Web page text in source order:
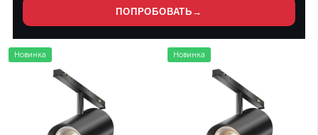
ПОПРОБОВАТЬ →
Новинка Новинка